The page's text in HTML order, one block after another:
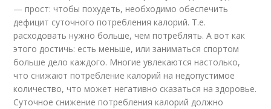
— прост: чтобы похудеть, необходимо обеспечить
дефицит суточного потребления калорий. Т.е.
расходовать нужно больше, чем потреблять. А вот как
этого достичь: есть меньше, или заниматься спортом
больше дело каждого. Многие увлекаются настолько,
что снижают потребление калорий на недопустимое
количество, что может негативно сказаться на здоровье.
Суточное снижение потребления калорий должно